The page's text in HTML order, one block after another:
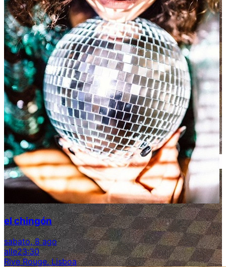
el chingón
sabato, 8 ago
alle23:30
Rive Rouge, Lisboa